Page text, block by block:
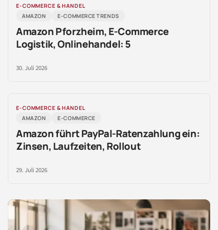
E-COMMERCE & HANDEL
AMAZON
E-COMMERCE TRENDS
Amazon Pforzheim, E-Commerce
Logistik, Onlinehandel: 5
30. Juli 2026
E-COMMERCE & HANDEL
AMAZON
E-COMMERCE
Amazon führt PayPal-Ratenzahlung ein:
Zinsen, Laufzeiten, Rollout
29. Juli 2026